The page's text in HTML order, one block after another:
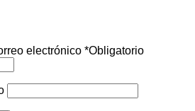
electrónico *Obligatorio